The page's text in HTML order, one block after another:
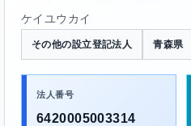
ケイユウカイ
その他の設立登記法人 青森県
法人番号
6420005003314